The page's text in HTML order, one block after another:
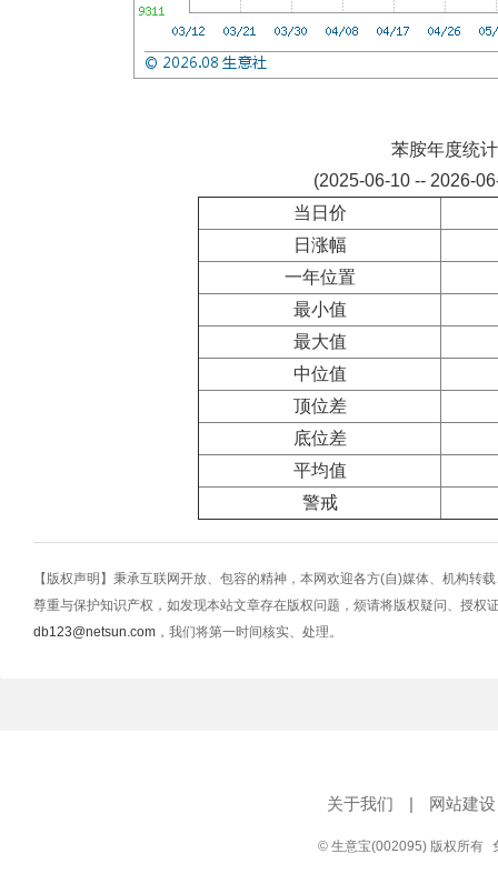
苯胺年度统计
(2025-06-10 -- 2026-
当日价
日涨幅
一年位置
最小值
最大值
中位值
顶位差
底位差
平均值
警戒
【版权声明】秉承互联网开放、包容的精神，本网欢迎各方(自)媒体、机构转
尊重与保护知识产权，如发现本站文章存在版权问题，烦请将版权疑问、授权
db123@netsun.com ，我们将第一时间核实、处理。
关于我们 | 网站建设
© 生意宝(002095) 版权所有